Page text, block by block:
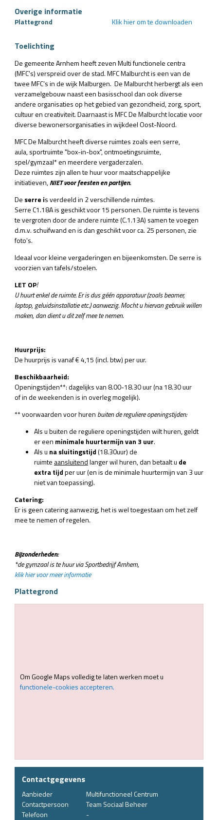
Overige informatie
Plattegrond Klik hier om te downloaden
Toelichting
De gemeente Arnhem heeft zeven Multi functionele centra
(MFC's) verspreid over de stad. MFC Malburcht is een van de
twee MFC’s in de wijk Malburgen. De Malburcht herbergt als een
verzamelgebouw naast een basisschool dan ook diverse
andere organisaties op het gebied van gezondheid, zorg, sport,
cultuur en creativiteit. Daarnaast is MFC De Malburcht locatie voor
diverse bewonersorganisaties in wijkdeel Oost-Noord.
MFC De Malburcht heeft diverse ruimtes zoals een serre,
aula, sportruimte "box-in-box", ontmoetingsruimte,
spel/gymzaal* en meerdere vergaderzalen.
Deze ruimtes zijn allen te huur voor maatschappelijke
initiatieven,NIET voor feesten en partijen.
De serre is verdeeld in 2 verschillende ruimtes.
Serre C1.18A is geschikt voor 15 personen. De ruimte is tevens
te vergroten door de andere ruimte (C.1.13A) samen te voegen
d.m.v. schuifwand en is dan geschikt voor ca. 25 personen, zie
foto's.
Ideaal voor kleine vergaderingen en bijeenkomsten. De serre is
voorzien van tafels/stoelen.
LET OP!
U huurt enkel de ruimte. Er is dus géén apparatuur (zoals beamer,
laptop, geluidsinstallatie etc.) aanwezig. Mocht u hiervan gebruik willen
maken, dan dient u dit zelf mee te nemen.
Huurprijs:
De huurprijs is vanaf € 4,15 (incl. btw) per uur.
Beschikbaarheid:
Openingstijden**: dagelijks van 8.00-18.30 uur (na 18.30 uur
of in de weekenden is in overleg mogelijk).
** voorwaarden voor huren buiten de reguliere openingstijden:
Als u buiten de reguliere openingstijden wilt huren, geldt
er een minimale huurtermijn van 3 uur.
Als u na sluitingstijd(18.30uur) de
ruimte aansluitendlanger wil huren, dan betaalt u de
extra tijdper uur (en is de minimale huurtermijn van 3 uur
niet van toepassing).
Catering:
Er is geen catering aanwezig, het is wel toegestaan om het zelf
mee te nemen of regelen.
Bijzonderheden:
*de gymzaal is te huur via Sportbedrijf Arnhem,
klik hier voor meer informatie
Plattegrond
Om Google Maps volledig te laten werken moet u
functionele-cookies accepteren.
Contactgegevens
Aanbieder
Multifunctioneel Centrum
Contactpersoon
Team Sociaal Beheer
Telefoon
-